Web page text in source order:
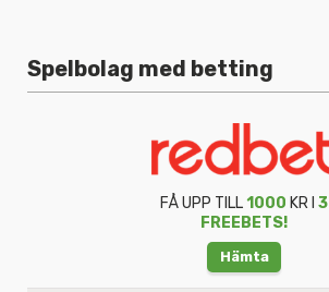
Spelbolag med betting
FÅ UPP TILL1000 KR I 3
FREEBETS!
Hämta